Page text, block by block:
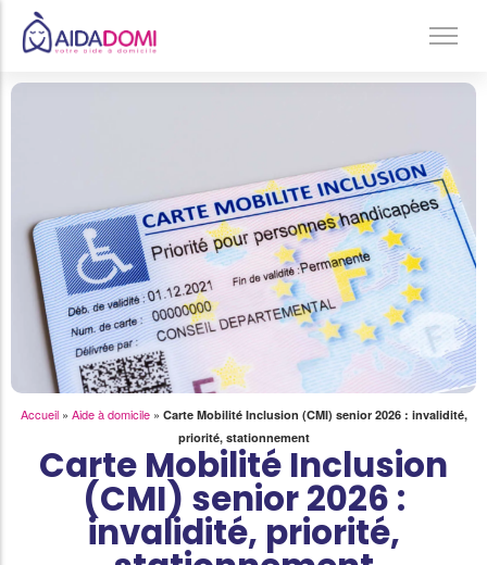
Aide aux personnes âgées
Accompagnement du handicap
Téléassistance
Accueil» Aide à domicile» Carte Mobilité Inclusion (CMI) senior 2026 : invalidité,
priorité, stationnement
Carte Mobilité Inclusion
(CMI) senior 2026 :
invalidité, priorité,